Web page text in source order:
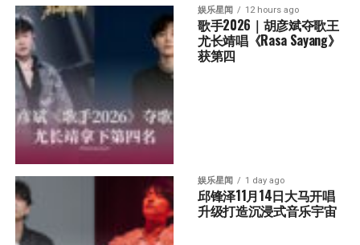
娱乐星闻 12 hours ago
歌手2026｜胡彦斌夺歌王
尤长靖唱《Rasa Sayang》
获第四
娱乐星闻 1 day ago
邱锋泽11月14日大马开唱
升级打造沉浸式音乐宇宙